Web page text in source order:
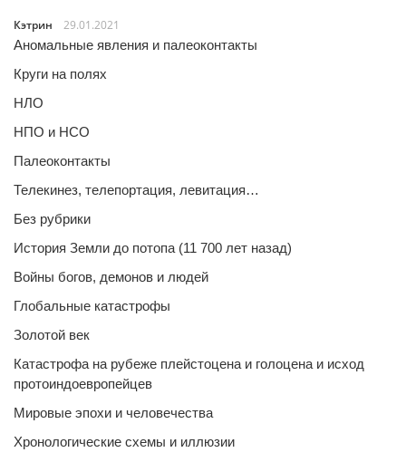
Кэтрин
29.01.2021
Аномальные явления и палеоконтакты
Круги на полях
НЛО
НПО и НСО
Палеоконтакты
Телекинез, телепортация, левитация…
Без рубрики
История Земли до потопа (11 700 лет назад)
Войны богов, демонов и людей
Глобальные катастрофы
Золотой век
Катастрофа на рубеже плейстоцена и голоцена и исход
протоиндоевропейцев
Мировые эпохи и человечества
Хронологические схемы и иллюзии